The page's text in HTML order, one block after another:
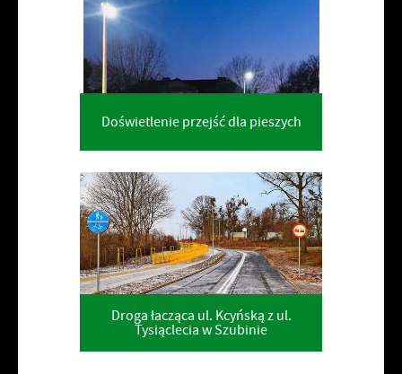
Doświetlenie przejść dla pieszych
Droga łacząca ul. Kcyńską z ul.
Tysiąclecia w Szubinie